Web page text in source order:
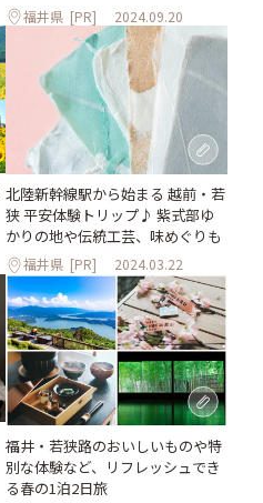
福井県 [PR] 2024.09.20
北陸新幹線駅から始まる 越前・若
狭 平安体験トリップ♪ 紫式部ゆ
かりの地や伝統工芸、味めぐりも
福井県 [PR] 2024.03.22
福井・若狭路のおいしいものや特
別な体験など、リフレッシュでき
る春の1泊2日旅